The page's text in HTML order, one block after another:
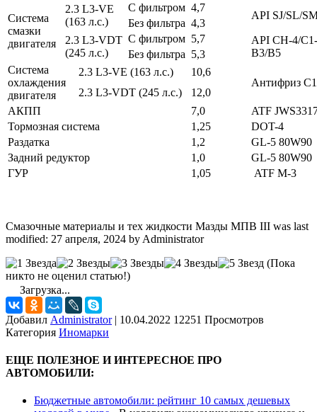
Система
смазки
двигателя
2.3 L3-VE
(163 л.с.)
С фильтром 4,7
API SJ/SL/
Без фильтра 4,3
2.3 L3-VDT
(245 л.с.)
С фильтром 5,7
API CH-4/
B3/B5
Без фильтра 5,3
Система
охлаждения
двигателя
2.3 L3-VE (163 л.с.)
10,6
Антифриз
2.3 L3-VDT (245 л.с.)
12,0
АКПП
7,0
ATF
Тормозная система
1,25
DOT-4
Раздатка
1,2
GL-5 80W90
Задний редуктор
1,0
GL-5 80W90
ГУР
1,05 ATF M-3
Смазочные материалы и тех жидкости Мазды МПВ III was last
modified: 27 апреля, 2024 by Administrator
(Пока
никто не оценил статью!)
Загрузка...
Добавил Administrator | 10.04.2022 12251 Просмотров
Категория Иномарки
ЕЩЕ ПОЛЕЗНОЕ И ИНТЕРЕСНОЕ ПРО
АВТОМОБИЛИ:
Бюджетные автомобили: рейтинг 10 самых дешевых